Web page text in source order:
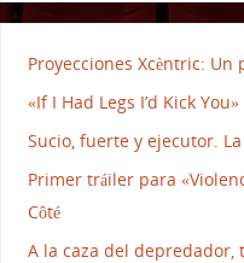
Proyecciones Xcèntric:
«If I Had Legs I’d Kick
Sucio, fuerte y ejecutor.
Primer tráiler para
Côté
A la caza del depredador,